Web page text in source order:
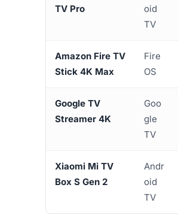
TV Pro
oid
TV
Amazon Fire TV
Stick 4K Max
Fire
OS
Google TV
Streamer 4K
Goo
gle
TV
Xiaomi Mi TV
Box S Gen 2
Andr
oid
TV